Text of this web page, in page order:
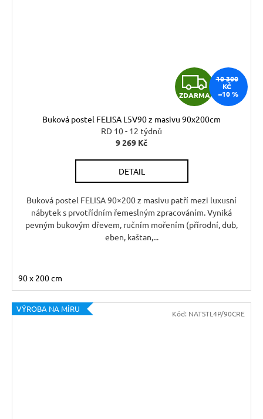
Z
D
A
A
ZDARMA
10 300
KČ
–10 %
Buková postel FELISA L5V90 z masivu 90x200cm
RD 10 - 12 týdnů
9 269 Kč
DETAIL
Buková postel FELISA 90×200 z masivu patří mezi luxusní
nábytek s prvotřídním řemeslným zpracováním. Vyniká
pevným bukovým dřevem, ručním mořením (přírodní, dub,
eben, kaštan,...
90 x 200 cm
VÝROBA NA MÍRU Kód: NATSTL4P/90CRE